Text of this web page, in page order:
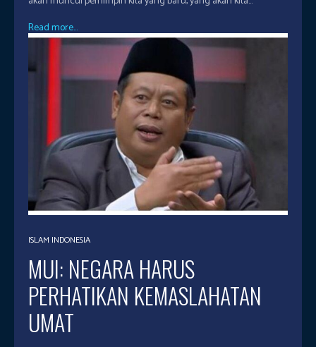
Read more...
ISLAM INDONESIA
MUI: NEGARA HARUS
PERHATIKAN KEMASLAHATAN
UMAT